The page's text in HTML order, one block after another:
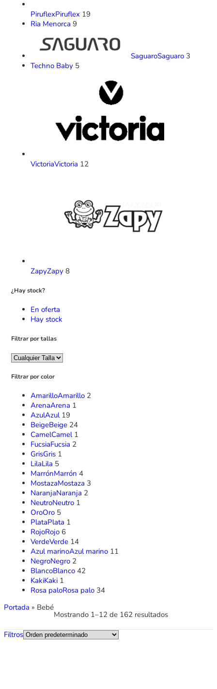
PiruflexPiruflex 19
Ria Menorca 9
SaguaroSaguaro 3
Techno Baby 5
VictoriaVictoria 12
ZapyZapy 8
¿Hay stock?
En oferta
Hay stock
Filtrar por tallas
Filtrar por color
AmarilloAmarillo 2
ArenaArena 1
AzulAzul 19
BeigeBeige 24
CamelCamel 1
FucsiaFucsia 2
GrisGris 1
LilaLila 5
MarrónMarrón 4
MostazaMostaza 3
NaranjaNaranja 2
NeutroNeutro 1
OroOro 5
PlataPlata 1
RojoRojo 6
VerdeVerde 14
Azul marinoAzul marino 11
NegroNegro 2
BlancoBlanco 42
KakiKaki 1
Rosa paloRosa palo 34
Portada » Bebé
Mostrando 1–12 de 162 resultados
Filtros